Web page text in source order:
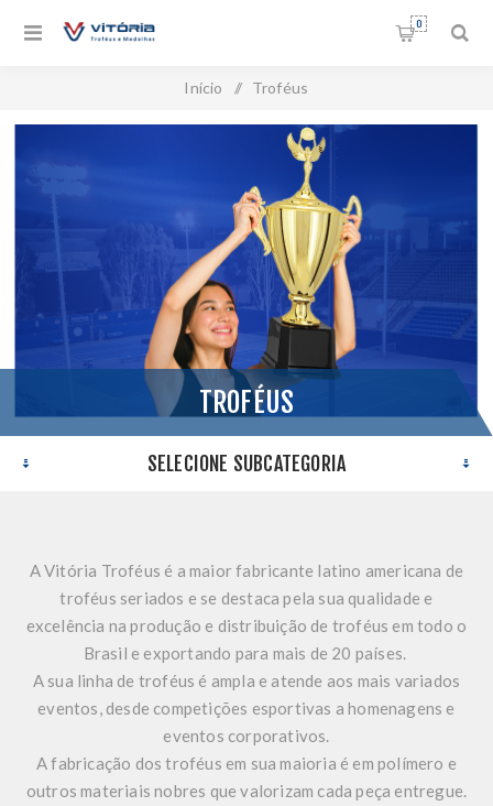
0
Início / Troféus
TROFÉUS
SELECIONE SUBCATEGORIA
A Vitória Troféus é a maior fabricante latino americana de
troféus seriados e se destaca pela sua qualidade e
excelência na produção e distribuição de troféus em todo o
Brasil e exportando para mais de 20 países.
A sua linha de troféus é ampla e atende aos mais variados
eventos, desde competições esportivas a homenagens e
eventos corporativos.
A fabricação dos troféus em sua maioria é em polímero e
outros materiais nobres que valorizam cada peça entregue.